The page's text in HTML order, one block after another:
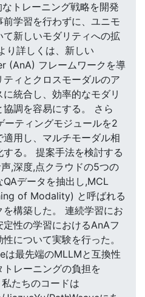
トレーニング戦略を開発
前学習を行わずに、ユニモ
新しいモダリティへの拡
り詳しくは、新しい
(AnA) フレームワークを導
ティとクロスモーダルのア
統合し、効率的なモダリ
調を容易にする。 さら
ーティングモジュールを2
用し、マルチモーダル相
る。 提案手法を検討する
,深度,点クラウドの5つの
データを抽出し,MCL
of Modality) と呼ばれる
構築した。 連続学習にお
性の学習におけるAnAフ
について実験を行った。
は最先端のMLLMと互換性
レーニングの負担を
たちのコードは